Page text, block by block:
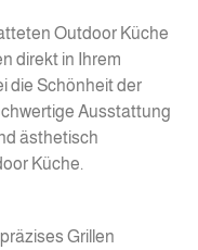
Outdoor Küche
direkt in Ihrem
die Schönheit der
Ausstattung
ästhetisch
Küche.
Grillen